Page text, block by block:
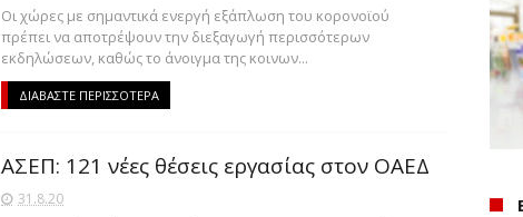
Οι χώρες με σημαντικά ενεργή εξάπλωση του κορονοϊού
πρέπει να αποτρέψουν την διεξαγωγή περισσότερων
εκδηλώσεων, καθώς το άνοιγμα της κοινων...
ΔΙΑΒΑΣΤΕ ΠΕΡΙΣΣΟΤΕΡΑ
ΑΣΕΠ: 121 νέες θέσεις εργασίας στον ΟΑΕΔ
31.8.20